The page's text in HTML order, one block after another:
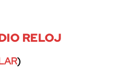
RELOJ
)